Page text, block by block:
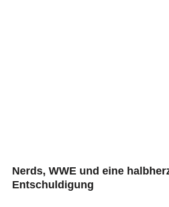
Nerds, WWE und eine
Entschuldigung